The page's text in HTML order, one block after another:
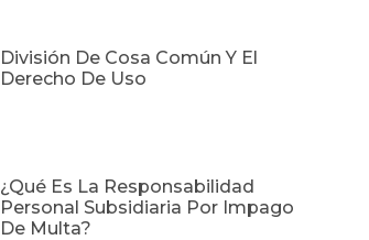
División De Cosa Común Y El
Derecho De Uso
¿Qué Es La Responsabilidad
Personal Subsidiaria Por Impago
De Multa?